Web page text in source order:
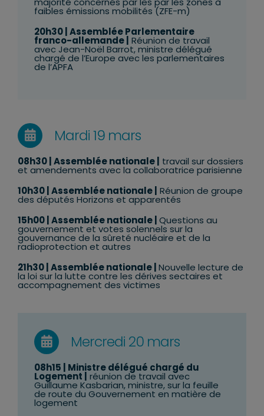
faibles émissions mobilités (ZFE-m)
20h30| Assemblée Parlementaire
franco-allemande Réunion de travail
avec Jean-Noël Barrot, ministre délégué
chargé de l’Europe avec les parlementaires
de l’APFA
Mardi 19 mars
08h30 | Assemblée nationale | travail sur dossiers
et amendements avec la collaboratrice parisienne
10h30 | Assemblée nationale | Réunion de groupe
des députés Horizons et apparentés
15h00 | Assemblée nationale | Questions au
gouvernement et votes solennels sur la
gouvernance de la sûreté nucléaire et de la
radioprotection et autres
21h30 | Assemblée nationale | Nouvelle lecture de
la loi sur la lutte contre les dérives sectaires et
accompagnement des victimes
Mercredi 20 mars
08h15 Ministre délégué chargé du
Logement réunion de travail avec
Guillaume Kasbarian, ministre, sur la feuille
de route du Gouvernement en matière de
logement